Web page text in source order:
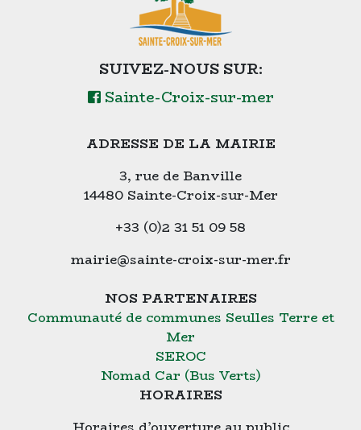
ADRESSE DE LA MAIRIE
3, rue de Banville
14480 Sainte-Croix-sur-Mer
+33 (0)2 31 51 09 58
mairie@sainte-croix-sur-mer.fr
NOS PARTENAIRES
Communauté de communes Seulles Terre et
Mer
SEROC
Nomad Car (Bus Verts)
SUIVEZ-NOUS SUR:
Sainte-Croix-sur-mer
HORAIRES